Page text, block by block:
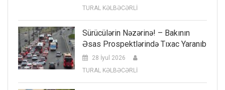
TURAL KƏLBƏCƏRLİ
Sürücülərin Nəzərinə! – Bakının
Əsas Prospektlərində Tıxac Yaranıb
28 İyul 2026
TURAL KƏLBƏCƏRLİ